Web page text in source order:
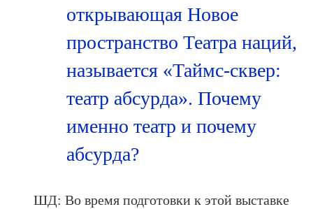
открывающая Новое
пространство Театра наций,
называется «Таймс-сквер:
театр абсурда». Почему
именно театр и почему
абсурда?
ШД: Во время подготовки к этой выставке